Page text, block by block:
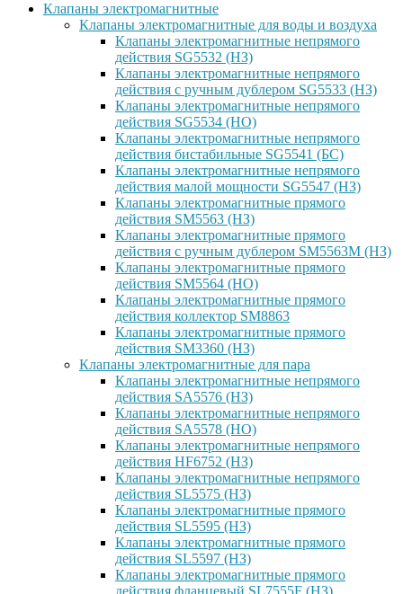
Клапаны электромагнитные
Клапаны электромагнитные для воды и воздуха
Клапаны электромагнитные непрямого
действия SG5532 (НЗ)
Клапаны электромагнитные непрямого
действия с ручным дублером SG5533 (НЗ)
Клапаны электромагнитные непрямого
действия SG5534 (НО)
Клапаны электромагнитные непрямого
действия бистабильные SG5541 (БС)
Клапаны электромагнитные непрямого
действия малой мощности SG5547 (НЗ)
Клапаны электромагнитные прямого
действия SM5563 (НЗ)
Клапаны электромагнитные прямого
действия с ручным дублером SM5563M (НЗ)
Клапаны электромагнитные прямого
действия SM5564 (НО)
Клапаны электромагнитные прямого
дейcтвия коллектор SM8863
Клапаны электромагнитные прямого
действия SM3360 (НЗ)
Клапаны электромагнитные для пара
Клапаны электромагнитные непрямого
действия SA5576 (НЗ)
Клапаны электромагнитные непрямого
действия SA5578 (НО)
Клапаны электромагнитные непрямого
действия HF6752 (НЗ)
Клапаны электромагнитные непрямого
действия SL5575 (НЗ)
Клапаны электромагнитные прямого
действия SL5595 (НЗ)
Клапаны электромагнитные прямого
действия SL5597 (НЗ)
Клапаны электромагнитные прямого
действия фланцевый SL7555F (НЗ)